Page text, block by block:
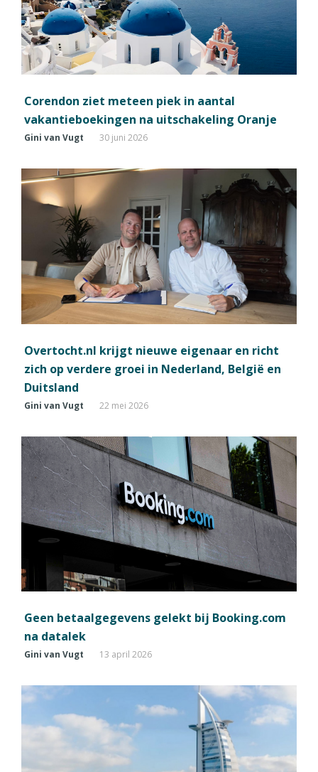
Corendon ziet meteen piek in aantal
vakantieboekingen na uitschakeling Oranje
Gini van Vugt 30 juni 2026
Overtocht.nl krijgt nieuwe eigenaar en richt
zich op verdere groei in Nederland, België en
Duitsland
Gini van Vugt 22 mei 2026
Geen betaalgegevens gelekt bij Booking.com
na datalek
Gini van Vugt 13 april 2026